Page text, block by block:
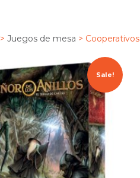
Juegos de mesa > Cooperativos
Sale!